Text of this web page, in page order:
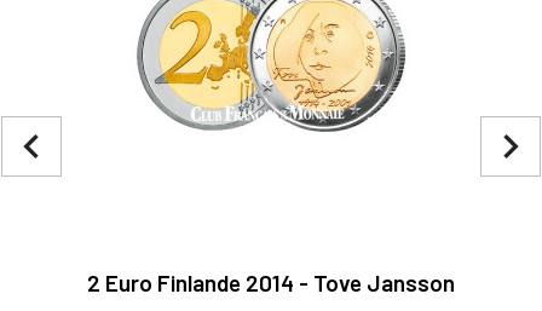
2 Euro Finlande 2014 - Tove Jansson
navigate_next
navigate_before